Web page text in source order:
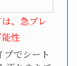
、急ブレ
性
プでシート